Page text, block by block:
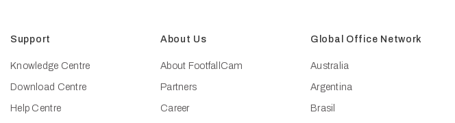
Support
Knowledge Centre
Download Centre
Help Centre
About Us
About FootfallCam
Partners
Career
Global Office Network
Australia
Argentina
Brasil